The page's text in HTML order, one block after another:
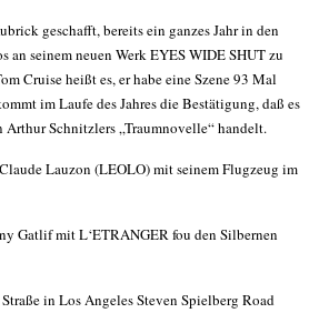
geschafft, bereits ein ganzes Jahr in den
an seinem neuen Werk EYES WIDE SHUT zu
Cruise heißt es, er habe eine Szene 93 Mal
im Laufe des Jahres die Bestätigung, daß es
Schnitzlers „Traumnovelle“ handelt.
Lauzon (LEOLO) mit seinem Flugzeug im
Gatlif mit L‘ETRANGER fou den Silbernen
in Los Angeles Steven Spielberg Road